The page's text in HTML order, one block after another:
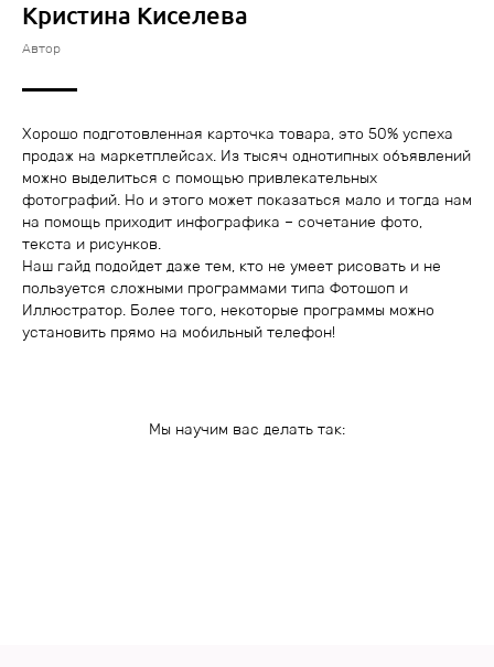
Кристина Киселева
Автор
Хорошо подготовленная карточка товара, это 50% успеха
продаж на маркетплейсах. Из тысяч однотипных объявлений
можно выделиться с помощью привлекательных
фотографий. Но и этого может показаться мало и тогда нам
на помощь приходит инфографика – сочетание фото,
текста и рисунков.
Наш гайд подойдет даже тем, кто не умеет рисовать и не
пользуется сложными программами типа Фотошоп и
Иллюстратор. Более того, некоторые программы можно
установить прямо на мобильный телефон!
Мы научим вас делать так: